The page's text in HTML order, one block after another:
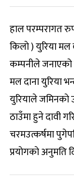
हाल परम्परागत
किलाे ) युरिया
कम्पनीले जनाएको
मल दाना युरिया
युरियाले जमिनकाे
ठाउँमा हुने दावी
चरमउत्कर्षमा
प्रयाेगकाे अनुमति